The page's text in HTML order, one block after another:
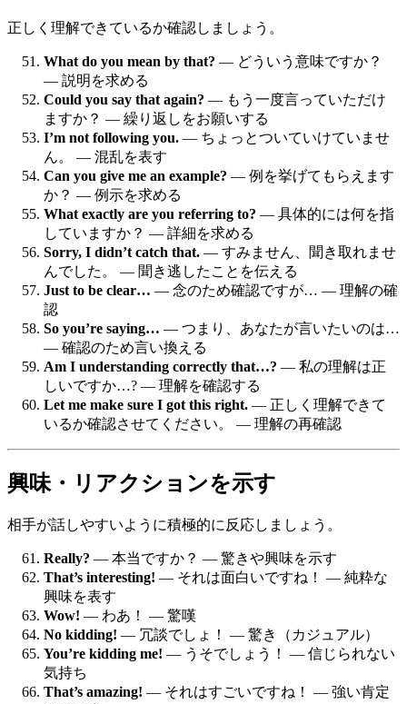
正しく理解できているか確認しましょう。
What do you mean by that? — どういう意味ですか？
— 説明を求める
Could you say that again? — もう一度言っていただけ
ますか？ — 繰り返しをお願いする
I’m not following you. — ちょっとついていけていませ
ん。 — 混乱を表す
Can you give me an example? — 例を挙げてもらえます
か？ — 例示を求める
What exactly are you referring to? — 具体的には何を指
していますか？ — 詳細を求める
Sorry, I didn’t catch that. — すみません、聞き取れませ
んでした。 — 聞き逃したことを伝える
Just to be clear… — 念のため確認ですが… — 理解の確
認
So you’re saying… — つまり、あなたが言いたいのは…
— 確認のため言い換える
Am I understanding correctly that…? — 私の理解は正
しいですか…? — 理解を確認する
Let me make sure I got this right. — 正しく理解できて
いるか確認させてください。 — 理解の再確認
興味・リアクションを示す
相手が話しやすいように積極的に反応しましょう。
Really? — 本当ですか？ — 驚きや興味を示す
That’s interesting! — それは面白いですね！ — 純粋な
興味を表す
Wow! — わあ！ — 驚嘆
No kidding! — 冗談でしょ！ — 驚き（カジュアル）
You’re kidding me! — うそでしょう！ — 信じられない
気持ち
That’s amazing! — それはすごいですね！ — 強い肯定